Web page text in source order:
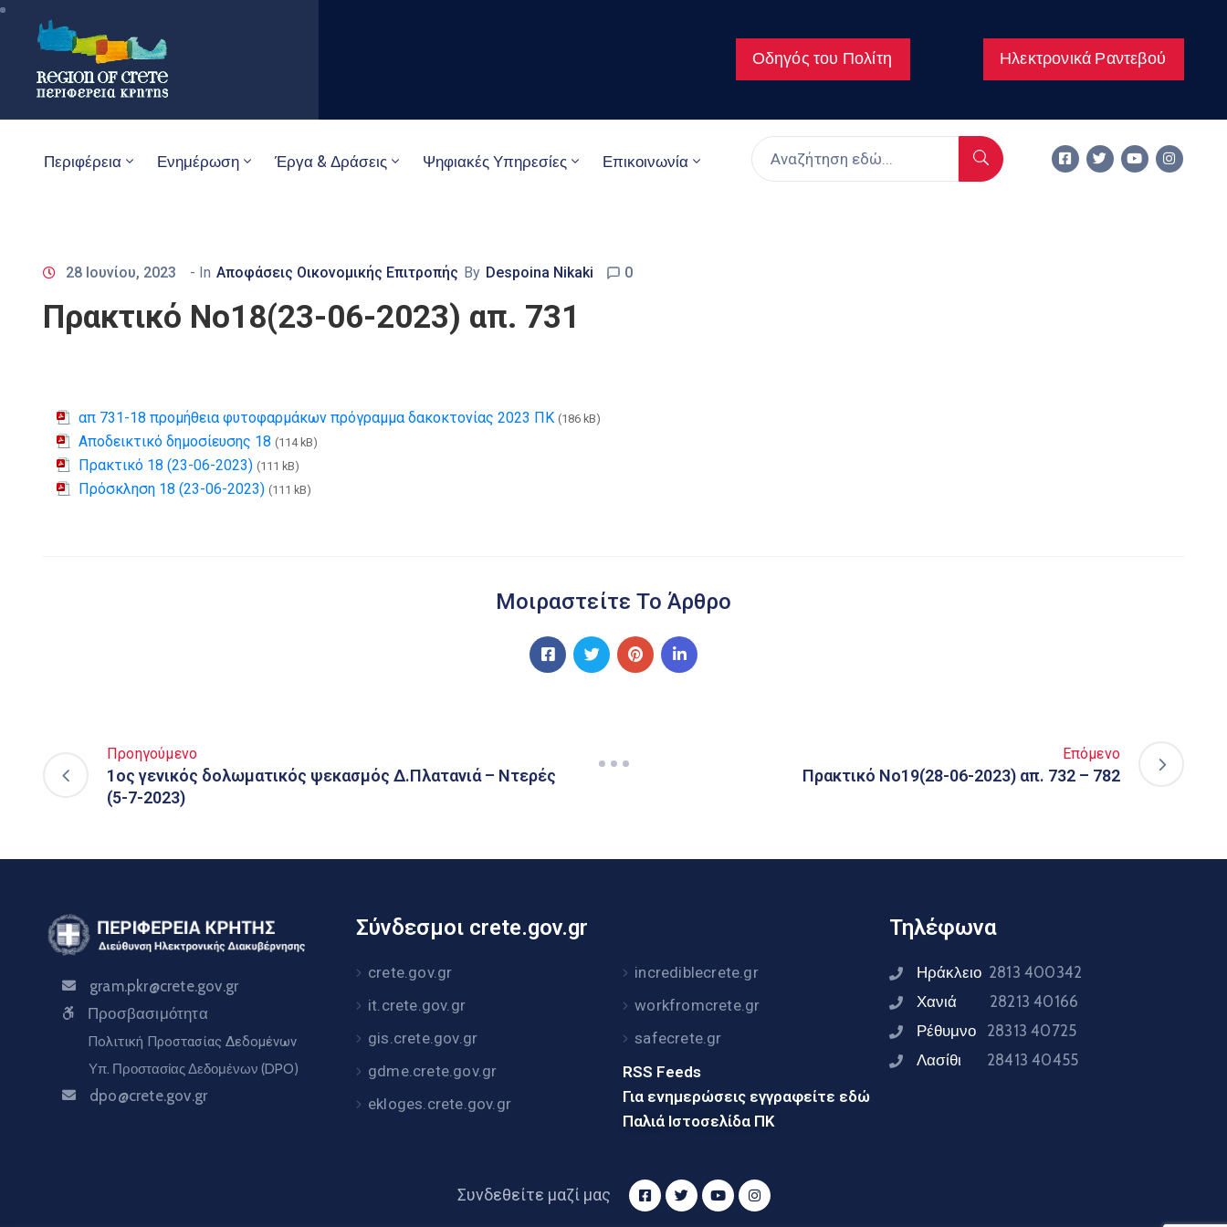
Οδηγός του Πολίτη Ηλεκτρονικά Ραντεβού
Περιφέρεια Ενημέρωση Έργα & Δράσεις Ψηφιακές Υπηρεσίες Επικοινωνία
28 Ιουνίου, 2023 - In Αποφάσεις Οικονομικής Επιτροπής By Despoina Nikaki 0
Πρακτικό Νο18(23-06-2023) απ. 731
απ 731-18 προμήθεια φυτοφαρμάκων πρόγραμμα δακοκτονίας 2023 ΠΚ (186 kB)
Αποδεικτικό δημοσίευσης 18 (114 kB)
Πρακτικό 18 (23-06-2023) (111 kB)
Πρόσκληση 18 (23-06-2023) (111 kB)
Μοιραστείτε Το Άρθρο
Προηγούμενο
1ος γενικός δολωματικός ψεκασμός Δ.Πλατανιά – Ντερές
(5-7-2023)
Επόμενο
Πρακτικό Νο19(28-06-2023) απ. 732 – 782
gram.pkr@crete.gov.gr
Προσβασιμότητα
Πολιτική Προστασίας Δεδομένων
Υπ. Προστασίας Δεδομένων (DPO)
dpo@crete.gov.gr
Σύνδεσμοι crete.gov.gr
crete.gov.gr
it.crete.gov.gr
gis.crete.gov.gr
gdme.crete.gov.gr
ekloges.crete.gov.gr
incrediblecrete.gr
workfromcrete.gr
safecrete.gr
RSS Feeds
Για ενημερώσεις εγγραφείτε εδώ
Παλιά Ιστοσελίδα ΠΚ
Τηλέφωνα
Ηράκλειο 2813 400342
Χανιά 28213 40166
Ρέθυμνο 28313 40725
Λασίθι 28413 40455
Συνδεθείτε μαζί μας